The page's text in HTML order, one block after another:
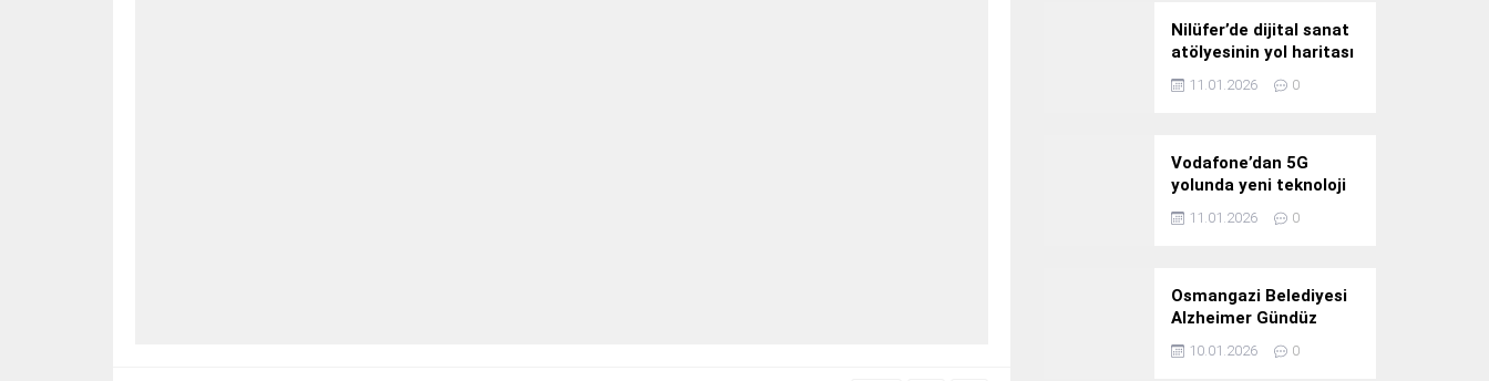
Nilüfer’de dijital sanat
atölyesinin yol haritası
konuşuldu
11.01.2026 0
Vodafone’dan 5G
yolunda yeni teknoloji
yatırımı
11.01.2026 0
Osmangazi Belediyesi
Alzheimer Gündüz
Bakım Evi 3. Yılını
Kutladı
10.01.2026 0